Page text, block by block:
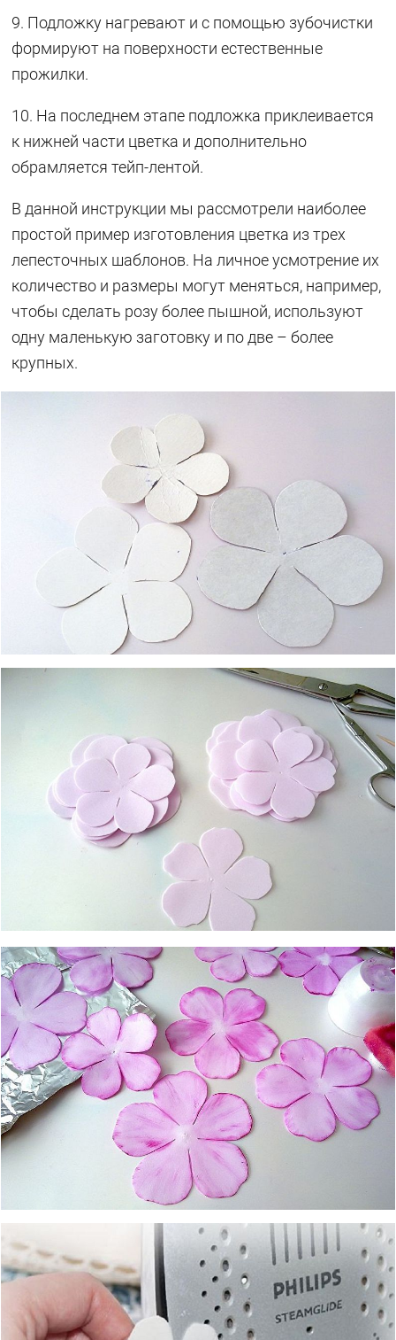
9. Подложку нагревают и с помощью зубочистки
формируют на поверхности естественные
прожилки.
10. На последнем этапе подложка приклеивается
к нижней части цветка и дополнительно
обрамляется тейп-лентой.
В данной инструкции мы рассмотрели наиболее
простой пример изготовления цветка из трех
лепесточных шаблонов. На личное усмотрение их
количество и размеры могут меняться, например,
чтобы сделать розу более пышной, используют
одну маленькую заготовку и по две – более
крупных.